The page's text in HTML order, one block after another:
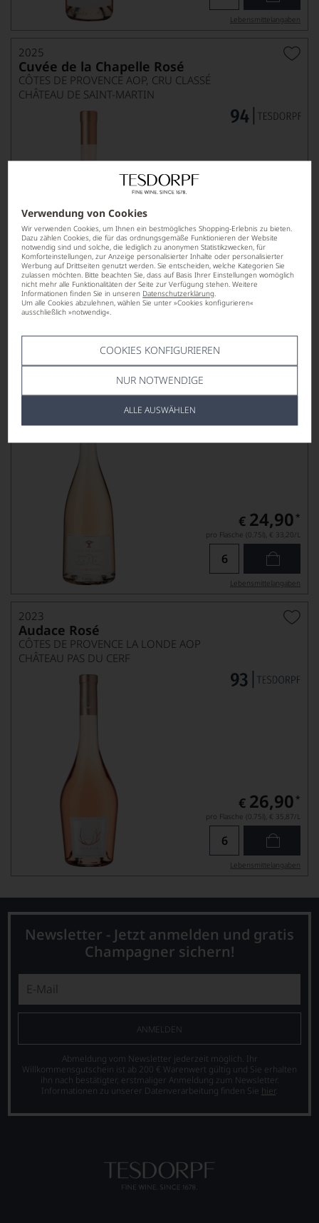
Verwendung von Cookies
Wir verwenden Cookies, um Ihnen ein bestmögliches Shopping-Erlebnis zu bieten.
Dazu zählen Cookies, die für das ordnungsgemäße Funktionieren der Website
notwendig sind und solche, die lediglich zu anonymen Statistikzwecken, für
Komforteinstellungen, zur Anzeige personalisierter Inhalte oder personalisierter
Werbung auf Drittseiten genutzt werden. Sie entscheiden, welche Kategorien Sie
zulassen möchten. Bitte beachten Sie, dass auf Basis Ihrer Einstellungen womöglich
nicht mehr alle Funktionalitäten der Seite zur Verfügung stehen. Weitere
Informationen finden Sie in unseren Datenschutzerklärung.
Um alle Cookies abzulehnen, wählen Sie unter »Cookies konfigurieren«
ausschließlich »notwendig«.
COOKIES KONFIGURIEREN
NUR NOTWENDIGE
ALLE AUSWÄHLEN
Lebensmittel­angaben
2025
Cuvée de la Chapelle Rosé
CÔTES DE PROVENCE AOP, CRU CLASSÉ
CHÂTEAU DE SAINT-MARTIN
€24,90
pro Flasche (0.75l), € 33,20
Lebensmittel­angaben
2025
Clos de Caille Rosé
CÔTES DE PROVENCE AOP
DOMAINE DU CLOS DE CAILLE
€ 24,90 *
pro Flasche (0.75l), € 33,20/L
Lebensmittel­angaben
2023
Audace Rosé
CÔTES DE PROVENCE LA LONDE AOP
CHÂTEAU PAS DU CERF
€ 26,90 *
pro Flasche (0.75l), € 35,87/L
Lebensmittel­angaben
Newsletter - Jetzt anmelden und gratis
Champagner sichern!
ANMELDEN
Abmeldung vom Newsletter jederzeit möglich. Ihr
Willkommensgutschein ist ab 200 € Warenwert gültig und Sie erhalten
ihn nach bestätigter, erstmaliger Anmeldung zum Newsletter.
Informationen zu unserer Datenverarbeitung finden Sie hier.